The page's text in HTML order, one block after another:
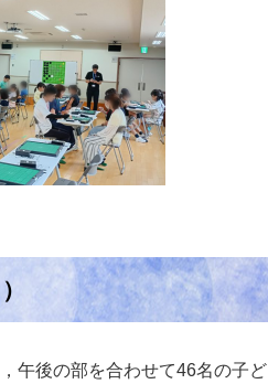
午後の部を合わせて46名の子ど